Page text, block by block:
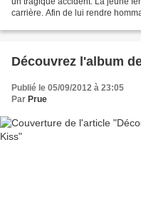
carrière. Afin de lui rendre
Découvrez l'album
Publié le 05/09/2012 à 23:05
Par Prue